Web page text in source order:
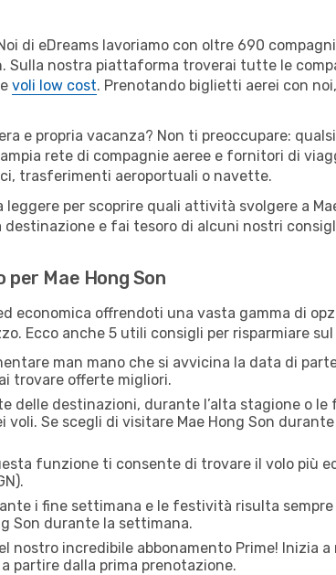
di eDreams lavoriamo con oltre 690
Sulla nostra piattaforma troverai tutte le
voli low cost. Prenotando biglietti aerei con
e propria vacanza? Non ti preoccupare:
rete di compagnie aeree e fornitori di
trasferimenti aeroportuali o navette.
per scoprire quali attività svolgere a
e fai tesoro di alcuni nostri
Mae Hong Son
economica offrendoti una vasta gamma di
Ecco anche 5 utili consigli per risparmiare sul
man mano che si avvicina la data di
trovare offerte migliori.
delle destinazioni, durante l’alta stagione o
Se scegli di visitare Mae Hong Son
funzione ti consente di trovare il volo più
i fine settimana e le festività risulta
Son durante la settimana.
nostro incredibile abbonamento Prime! Inizia
partire dalla prima prenotazione.